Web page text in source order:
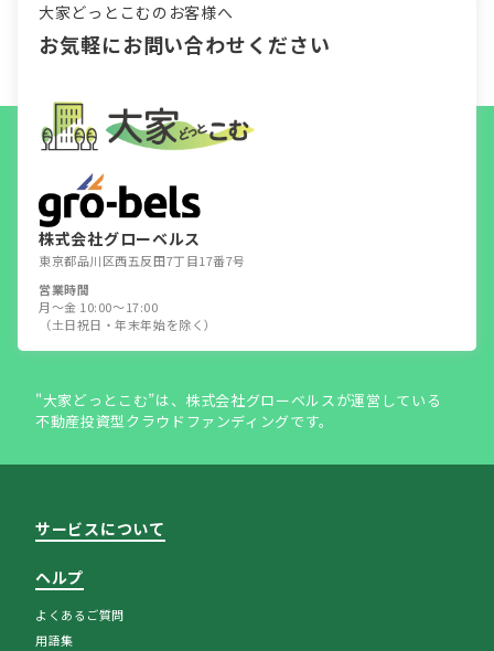
大家どっとこむのお客様へ
お気軽にお問い合わせください
株式会社グローベルス
東京都品川区西五反田7丁目17番7号
営業時間
月～金 10:00～17:00
（土日祝日・年末年始を除く）
"大家どっとこむ”は、株式会社グローベルスが運営している
不動産投資型クラウドファンディングです。
サービスについて
ヘルプ
よくあるご質問
用語集